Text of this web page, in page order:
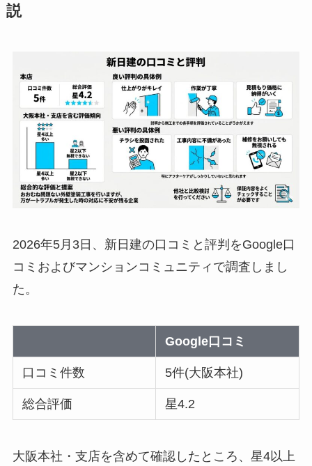
説
2026年5月3日、新日建の口コミと評判をGoogle口
コミおよびマンションコミュニティで調査しまし
た。
Google口コミ
口コミ件数 5件(大阪本社)
総合評価 星4.2
大阪本社・支店を含めて確認したところ、星4以上